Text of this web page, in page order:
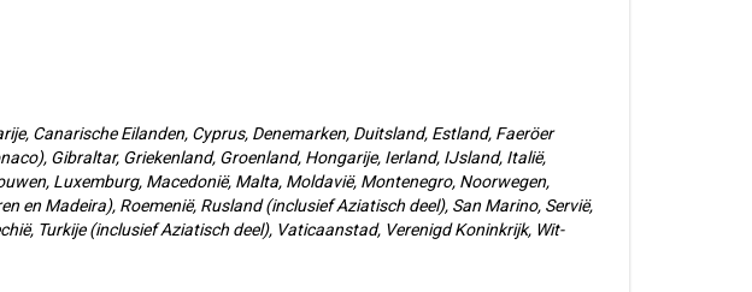
Canarische Eilanden, Cyprus, Denemarken, Duitsland, Estland, Faeröer
Gibraltar, Griekenland, Groenland, Hongarije, Ierland, IJsland, Italië,
Luxemburg, Macedonië, Malta, Moldavië, Montenegro, Noorwegen,
en Madeira), Roemenië, Rusland (inclusief Aziatisch deel), San Marino, Servië,
Turkije (inclusief Aziatisch deel), Vaticaanstad, Verenigd Koninkrijk, Wit-